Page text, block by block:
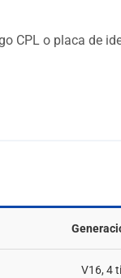
CPL o placa de
V16, 4